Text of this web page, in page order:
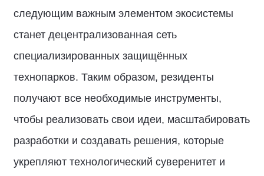
следующим важным элементом экосистемы
станет децентрализованная сеть
специализированных защищённых
технопарков. Таким образом, резиденты
получают все необходимые инструменты,
чтобы реализовать свои идеи, масштабировать
разработки и создавать решения, которые
укрепляют технологический суверенитет и